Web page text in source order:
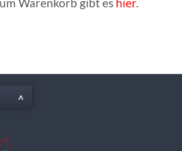
Warenkorb gibt es hier.